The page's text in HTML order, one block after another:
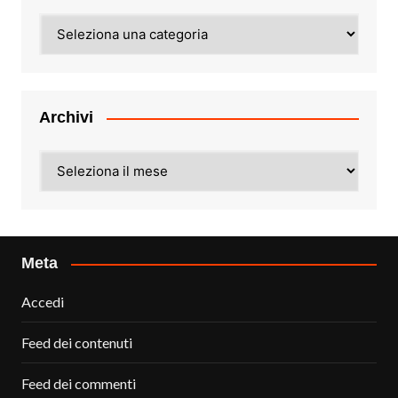
Archivi
Meta
Accedi
Feed dei contenuti
Feed dei commenti